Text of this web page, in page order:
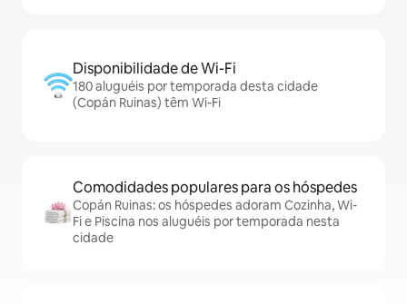
Disponibilidade de Wi-Fi
180 aluguéis por temporada desta cidade
(Copán Ruinas) têm Wi-Fi
Comodidades populares para os hóspedes
Copán Ruinas: os hóspedes adoram Cozinha, Wi-
Fi e Piscina nos aluguéis por temporada nesta
cidade